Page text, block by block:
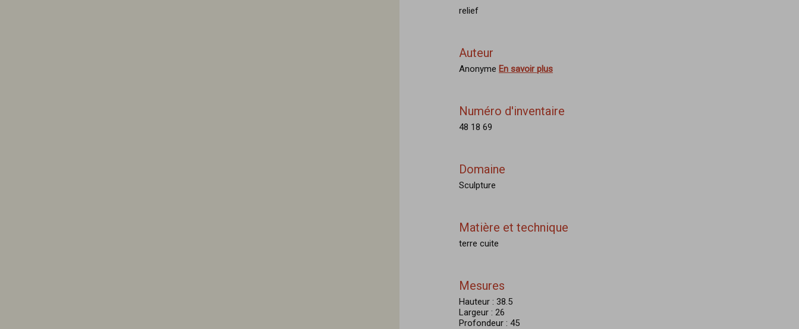
relief
Auteur
Anonyme En savoir plus
Numéro d'inventaire
48 18 69
Domaine
Sculpture
Matière et technique
terre cuite
Mesures
Hauteur : 38.5
Largeur : 26
Profondeur : 45